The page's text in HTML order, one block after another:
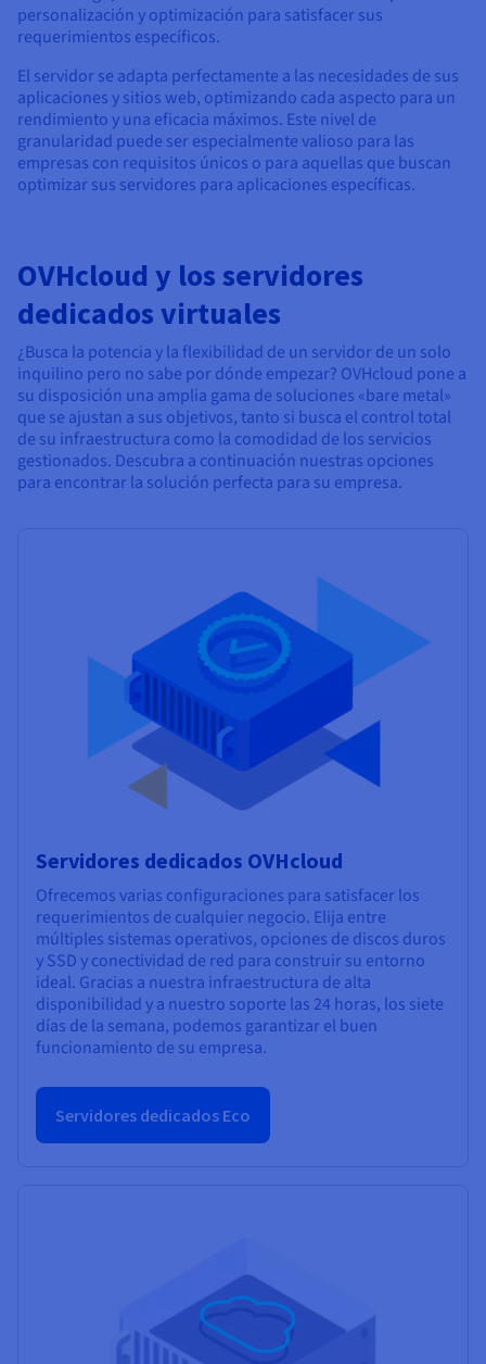
personalización y optimización para satisfacer sus
requerimientos específicos.
El servidor se adapta perfectamente a las necesidades de sus
aplicaciones y sitios web, optimizando cada aspecto para un
rendimiento y una eficacia máximos. Este nivel de
granularidad puede ser especialmente valioso para las
empresas con requisitos únicos o para aquellas que buscan
optimizar sus servidores para aplicaciones específicas.
OVHcloud y los servidores
dedicados virtuales
¿Busca la potencia y la flexibilidad de un servidor de un solo
inquilino pero no sabe por dónde empezar? OVHcloud pone a
su disposición una amplia gama de soluciones «bare metal»
que se ajustan a sus objetivos, tanto si busca el control total
de su infraestructura como la comodidad de los servicios
gestionados. Descubra a continuación nuestras opciones
para encontrar la solución perfecta para su empresa.
Servidores dedicados OVHcloud
Ofrecemos varias configuraciones para satisfacer los
requerimientos de cualquier negocio. Elija entre
múltiples sistemas operativos, opciones de discos duros
y SSD y conectividad de red para construir su entorno
ideal. Gracias a nuestra infraestructura de alta
disponibilidad y a nuestro soporte las 24 horas, los siete
días de la semana, podemos garantizar el buen
funcionamiento de su empresa.
Servidores dedicados Eco